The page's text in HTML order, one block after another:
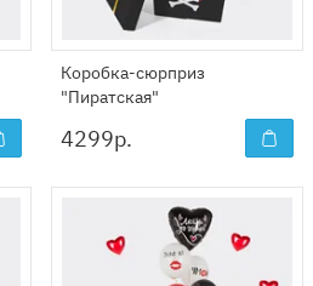
Коробка-сюрприз
"Пиратская"
4299р.